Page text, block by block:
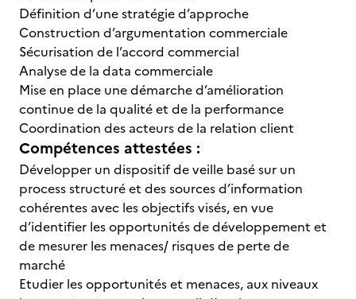
Définition d’une stratégie d’approche
Construction d’argumentation commerciale
Sécurisation de l’accord commercial
Analyse de la data commerciale
Mise en place une démarche d’amélioration
continue de la qualité et de la performance
Coordination des acteurs de la relation client
Compétences attestées :
Développer un dispositif de veille basé sur un
process structuré et des sources d’information
cohérentes avec les objectifs visés, en vue
d’identifier les opportunités de développement et
de mesurer les menaces/ risques de perte de
marché
Etudier les opportunités et menaces, aux niveaux